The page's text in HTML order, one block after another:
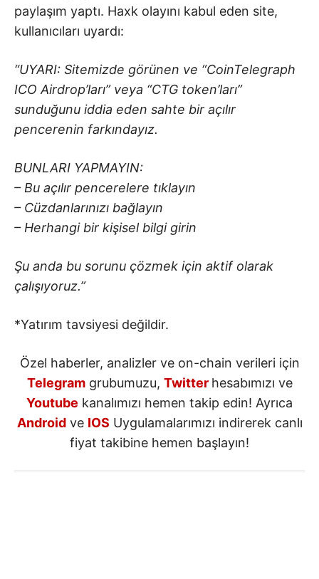
paylaşım yaptı. Haxk olayını kabul eden site,
kullanıcıları uyardı:
“UYARI: Sitemizde görünen ve “CoinTelegraph
ICO Airdrop’ları” veya “CTG token’ları”
sunduğunu iddia eden sahte bir açılır
pencerenin farkındayız.
BUNLARI YAPMAYIN:
– Bu açılır pencerelere tıklayın
– Cüzdanlarınızı bağlayın
– Herhangi bir kişisel bilgi girin
Şu anda bu sorunu çözmek için aktif olarak
çalışıyoruz.”
*Yatırım tavsiyesi değildir.
Özel haberler, analizler ve on-chain verileri için
Telegramgrubumuzu, Twitter hesabımızı ve
Youtube kanalımızı hemen takip edin! Ayrıca
Androidve IOS Uygulamalarımızı indirerek canlı
fiyat takibine hemen başlayın!